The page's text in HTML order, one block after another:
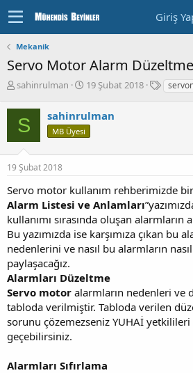
Giriş
Mekanik
Servo Motor Alarm
K
n
u
y
b
a
l
a
t
a
n
sahinrulman
B
ş
l
a
g
ç
T
a
r
i
h
19 Şubat 2018
E
l
S sahinrulman
MB Üyesi
19 Şubat 2018
Servo motor kullanım rehberimizde
Alarm Listesi ve Anlamları
kullanımı sırasında oluşan alarmların
Bu yazımızda ise karşımıza çıkan bu
nedenlerini ve nasıl bu alarmların
paylaşacağız.
Alarmları Düzeltme
Servo motor alarmların nedenleri ve
tabloda verilmiştir. Tabloda verilen
sorunu çözemezseniz YUHAİ
geçebilirsiniz.
Alarmları Sıfırlama